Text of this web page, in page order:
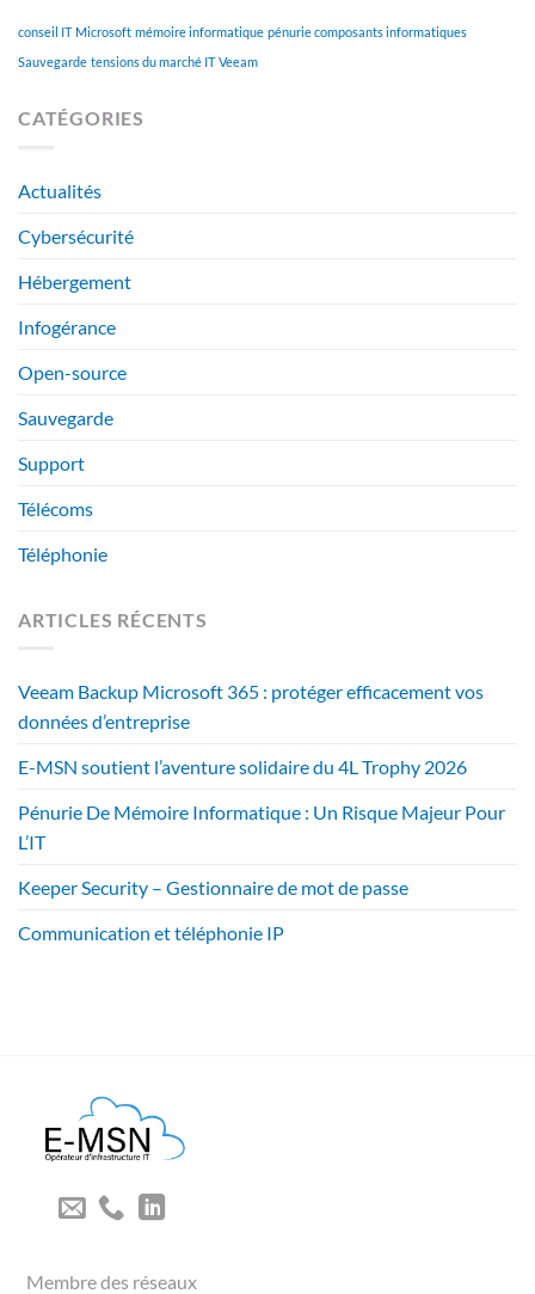
conseil IT Microsoft mémoire informatique pénurie composants informatiques
Sauvegarde tensions du marché IT Veeam
CATÉGORIES
Actualités
Cybersécurité
Hébergement
Infogérance
Open-source
Sauvegarde
Support
Télécoms
Téléphonie
ARTICLES RÉCENTS
Veeam Backup Microsoft 365 : protéger efficacement vos
données d’entreprise
E-MSN soutient l’aventure solidaire du 4L Trophy 2026
Pénurie De Mémoire Informatique : Un Risque Majeur Pour
L’IT
Keeper Security – Gestionnaire de mot de passe
Communication et téléphonie IP
Membre des réseaux